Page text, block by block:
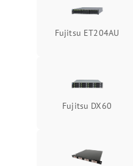
Fujitsu ET204AU
Fujitsu DX60